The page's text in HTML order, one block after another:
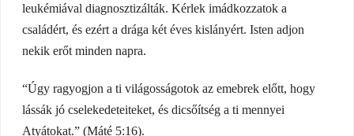
leukémiával diagnosztizálták. Kérlek imádkozzatok a
családért, és ezért a drága két éves kislányért. Isten adjon
nekik erőt minden napra.
“Úgy ragyogjon a ti világosságotok az emebrek előtt, hogy
lássák jó cselekedeteiteket, és dicsőítség a ti mennyei
Atyátokat.” (Máté 5:16).